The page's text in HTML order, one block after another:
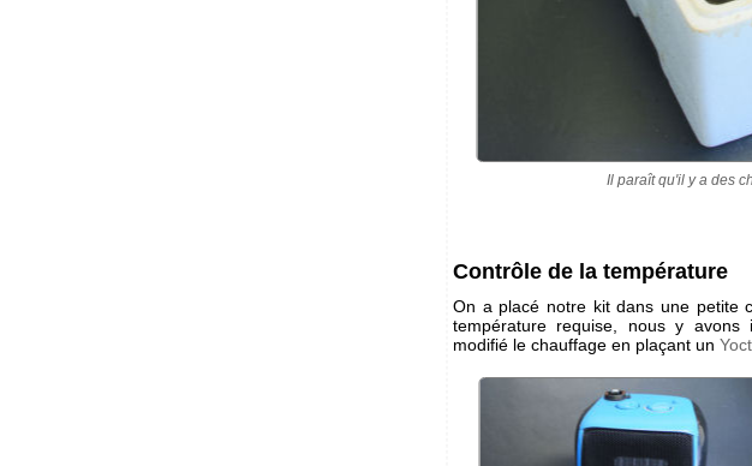
Il paraît qu'il y a des
Contrôle de la température
On a placé notre kit dans une petite
température requise, nous y avons
modifié le chauffage en plaçant un